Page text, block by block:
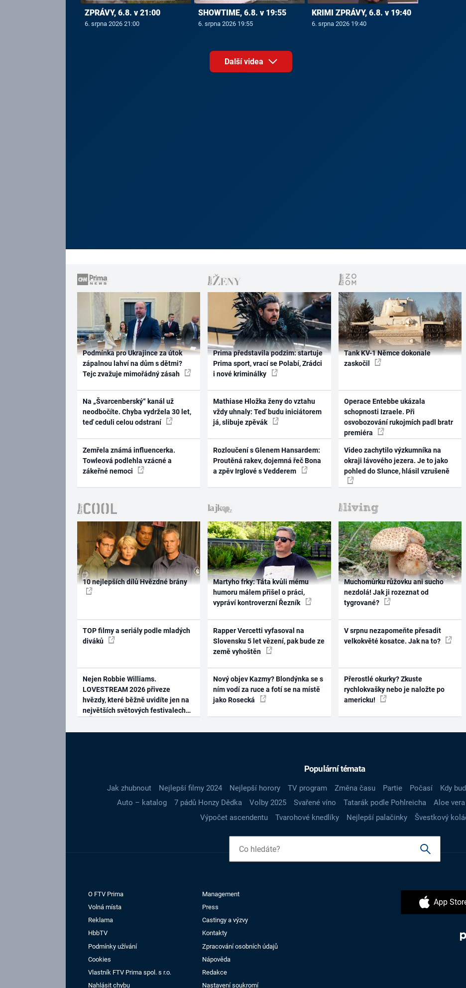
ZPRÁVY, 6.8. v 21:00
6. srpna 2026 21:00
SHOWTIME, 6.8. v 19:55
6. srpna 2026 19:55
KRIMI ZPRÁVY, 6.8. v 19:40
6. srpna 2026 19:40
Další videa
Podmínka pro Ukrajince za útok
zápalnou lahví na dům s dětmi?
Tejc zvažuje mimořádný zásah
Na „Švarcenberský“ kanál už
neodbočíte. Chyba vydržela 30 let,
teď ceduli celou odstraní
Zemřela známá influencerka.
Towleová podlehla vzácné a
zákeřné nemoci
Prima představila podzim: startuje
Prima sport, vrací se Polabí, Zrádci
i nové kriminálky
Mathiase Hložka ženy do vztahu
vždy uhnaly: Teď budu iniciátorem
já, slibuje zpěvák
Rozloučení s Glenem Hansardem:
Proutěná rakev, dojemná řeč Bona
a zpěv Irglové s Vedderem
Tank KV-1 Němce dokonale
zaskočil
Operace Entebbe ukázala
schopnosti Izraele. Při
osvobozování rukojmích padl bratr
premiéra
Video zachytilo výzkumníka na
okraji lávového jezera. Je to jako
pohled do Slunce, hlásil vzrušeně
10 nejlepších dílů Hvězdné brány
TOP filmy a seriály podle mladých
diváků
Nejen Robbie Williams.
LOVESTREAM 2026 přiveze
hvězdy, které běžně uvidíte jen na
největších světových festivalech
Martyho frky: Táta kvůli mému
humoru málem přišel o práci,
vypráví kontroverzní Řezník
Rapper Vercetti vyfasoval na
Slovensku 5 let vězení, pak bude ze
země vyhoštěn
Nový objev Kazmy? Blondýnka se s
ním vodí za ruce a fotí se na místě
jako Rosecká
Muchomůrku růžovku ani sucho
nezdolá! Jak ji rozeznat od
tygrované?
V srpnu nezapomeňte přesadit
velkokvěté kosatce. Jak na to?
Přerostlé okurky? Zkuste
rychlokvašky nebo je naložte po
americku!
Populární témata
Jak zhubnout Nejlepší filmy 2024 Nejlepší horory TV program Změna času Partie Počasí Kdy
Auto – katalog
7 pádů Honzy Dědka Volby 2025 Svařené víno Tatarák podle Pohlreicha Aloe vera
Výpočet ascendentu
Tvarohové knedlíky Nejlepší palačinky Švestkový
O FTV Prima
Management
Volná místa
Press
Reklama
Castingy a výzvy
HbbTV
Kontakty
Podmínky užívání
Zpracování osobních údajů
Cookies
Nápověda
Vlastník FTV Prima spol. s r.o.
Redakce
Nahlásit chybu
Nastavení soukromí
App